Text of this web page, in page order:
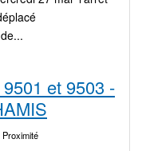
et 9503 -